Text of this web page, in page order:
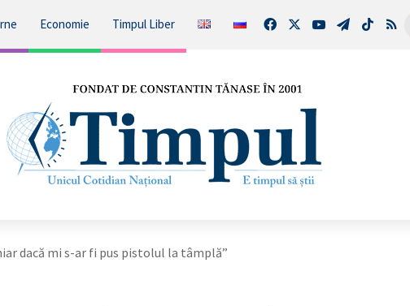
Economie Timpul Liber FacebookYouTubeTelegram
TikTokRSS
dacă mi s-ar fi pus pistolul la tâmplă”